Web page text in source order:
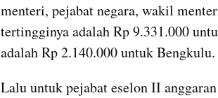
menteri, pejabat negara, wakil
tertingginya adalah Rp 9.331.000
adalah Rp 2.140.000 untuk Bengkulu.
Lalu untuk pejabat eselon II